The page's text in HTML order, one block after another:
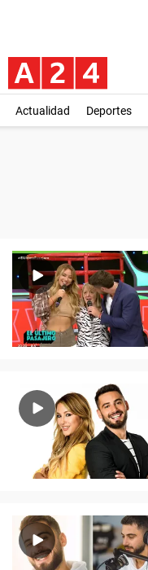
Actualidad Deportes